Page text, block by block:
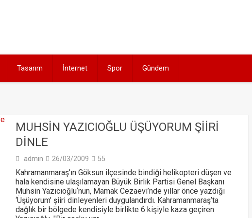
Tasarım İnternet Spor Gündem
MUHSIN YAZICIOĞLU ÜŞÜYORUM ŞIIRI
DINLE
admin 26/03/2009 55
Kahramanmaraş’ın Göksun ilçesinde bindiği helikopteri düşen ve
hala kendisine ulaşılamayan Büyük Birlik Partisi Genel Başkanı
Muhsin Yazıcıoğlu‘nun, Mamak Cezaevi’nde yıllar önce yazdığı
‘Üşüyorum’ şiiri dinleyenleri duygulandırdı. Kahramanmaraş’ta
dağlık bir bölgede kendisiyle birlikte 6 kişiyle kaza geçiren